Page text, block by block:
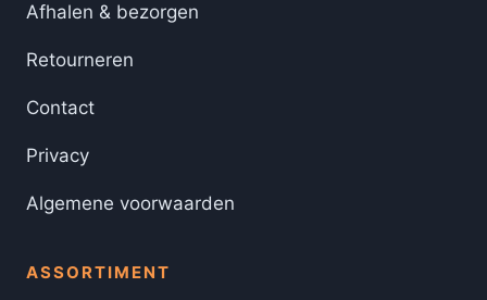
Afhalen & bezorgen
Retourneren
Contact
Privacy
Algemene voorwaarden
ASSORTIMENT